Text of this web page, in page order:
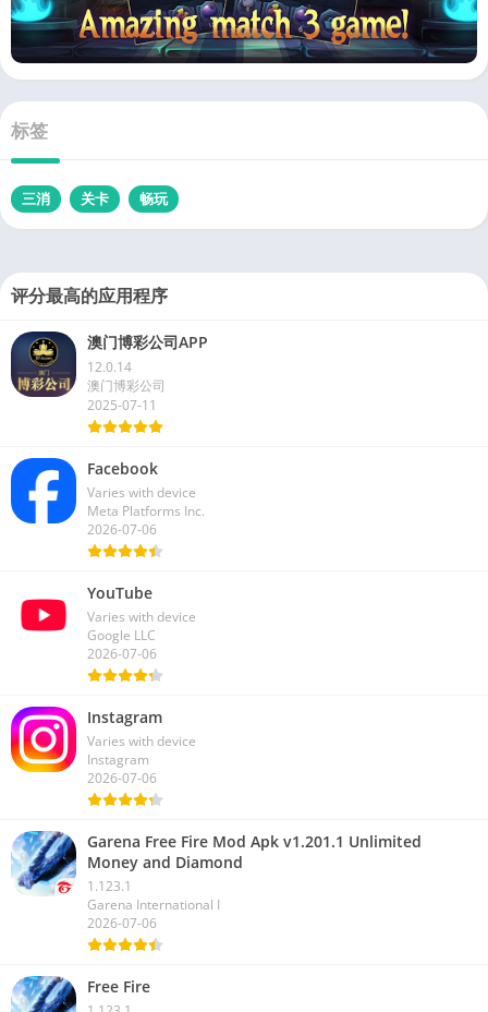
标签
三消 关卡 畅玩
评分最高的应用程序
澳门博彩公司APP
12.0.14
澳门博彩公司
2025-07-11
Facebook
Varies with device
Meta Platforms Inc.
2026-07-06
YouTube
Varies with device
Google LLC
2026-07-06
Instagram
Varies with device
Instagram
2026-07-06
Garena Free Fire Mod Apk v1.201.1 Unlimited
Money and Diamond
1.123.1
Garena International I
2026-07-06
Free Fire